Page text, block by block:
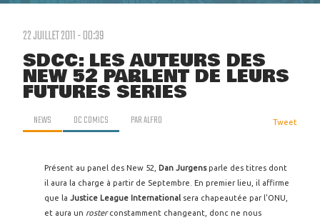
22 JUILLET 2011 - 00:39
SDCC: LES AUTEURS DES
NEW 52 PARLENT DE LEURS
FUTURES SÉRIES
NEWS DC COMICS PARALFRO Tweet
Présent au panel des New 52, Dan Jurgensparle des titres dont
il aura la charge à partir de Septembre. En premier lieu, il affirme
que la Justice League International sera chapeautée par l'ONU,
et aura un rosterconstamment changeant, donc ne nous